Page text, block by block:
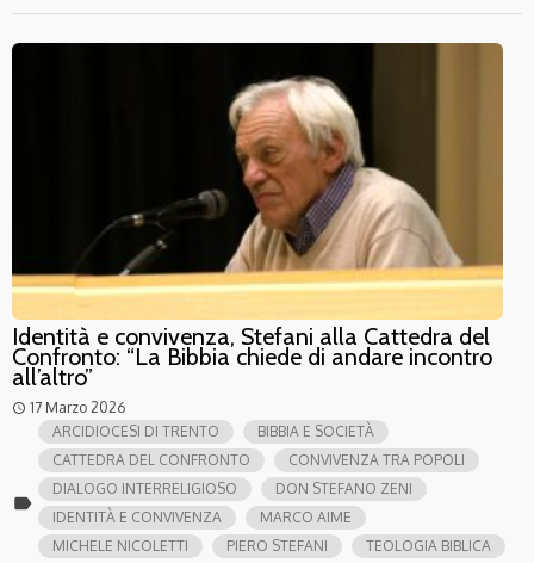
Identità e convivenza, Stefani alla Cattedra del
Confronto: “La Bibbia chiede di andare incontro
all’altro”
access_time 17 Marzo 2026
label
ARCIDIOCESI DI TRENTO
BIBBIA E SOCIETÀ
CATTEDRA DEL CONFRONTO
CONVIVENZA TRA POPOLI
DIALOGO INTERRELIGIOSO
DON STEFANO ZENI
IDENTITÀ E CONVIVENZA
MARCO AIME
MICHELE NICOLETTI
PIERO STEFANI
TEOLOGIA BIBLICA